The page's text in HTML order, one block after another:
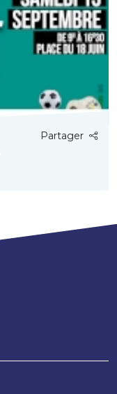
Partager